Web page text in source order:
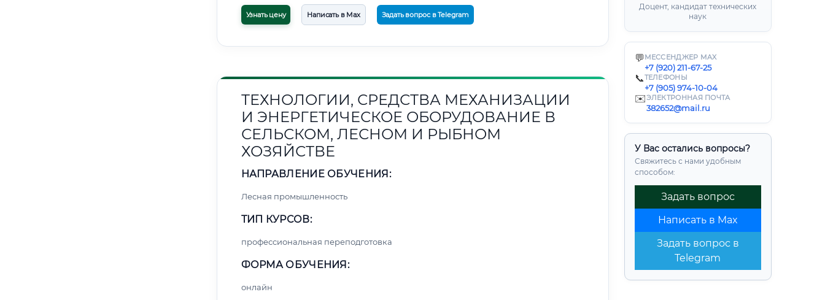
Доцент, кандидат технических
наук
💬 МЕССЕНДЖЕР MAX
+7 (920) 211-67-25
📞ТЕЛЕФОНЫ
+7 (905) 974-10-04
✉️ЭЛЕКТРОННАЯ ПОЧТА
382652@mail.ru
У Вас остались вопросы?
Свяжитесь с нами удобным
способом:
Задать вопрос
Написать в Max
Задать вопрос в
Telegram
Узнать цену Написать в Max Задать вопрос в Telegram
ТЕХНОЛОГИИ, СРЕДСТВА МЕХАНИЗАЦИИ
И ЭНЕРГЕТИЧЕСКОЕ ОБОРУДОВАНИЕ В
СЕЛЬСКОМ, ЛЕСНОМ И РЫБНОМ
ХОЗЯЙСТВЕ
НАПРАВЛЕНИЕ ОБУЧЕНИЯ:
Лесная промышленность
ТИП КУРСОВ:
профессиональная переподготовка
ФОРМА ОБУЧЕНИЯ:
онлайн